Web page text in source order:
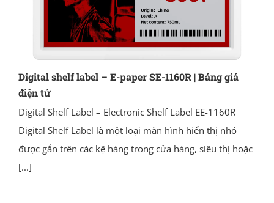
Digital shelf label – E-paper SE-1160R | Bảng giá
điện tử
Digital Shelf Label – Electronic Shelf Label EE-1160R
Digital Shelf Label là một loại màn hình hiển thị nhỏ
được gắn trên các kệ hàng trong cửa hàng, siêu thị hoặc
[...]